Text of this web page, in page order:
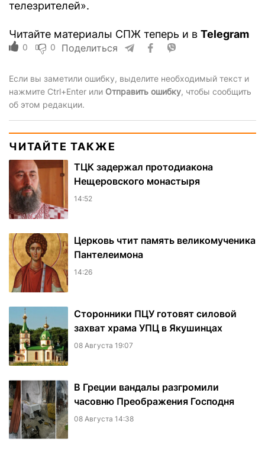
телезрителей».
Читайте материалы СПЖ теперь и в Telegram
0 0 Поделиться
Если вы заметили ошибку, выделите необходимый текст и
нажмите Ctrl+Enter или Отправить ошибку, чтобы сообщить
об этом редакции.
ЧИТАЙТЕ ТАКЖЕ
ТЦК задержал протодиакона
Нещеровского монастыря
14:52
Церковь чтит память великомученика
Пантелеимона
14:26
Сторонники ПЦУ готовят силовой
захват храма УПЦ в Якушинцах
08 Августа 19:07
В Греции вандалы разгромили
часовню Преображения Господня
08 Августа 14:38